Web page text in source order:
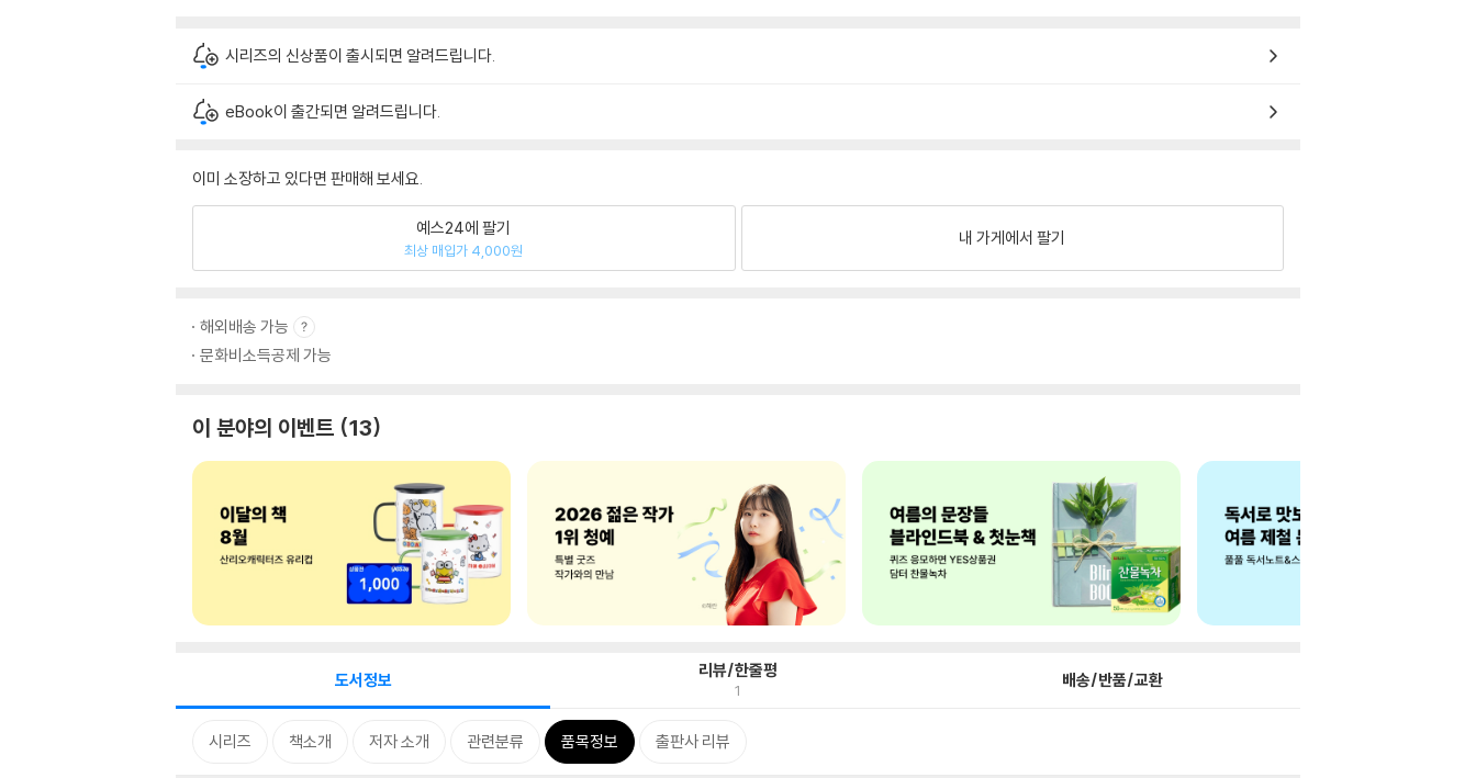
시리즈의 신상품이 출시되면 알려드립니다.
eBook이 출간되면 알려드립니다.
이미 소장하고 있다면 판매해 보세요.
예스24에 팔기
최상 매입가 4,000원
내 가게에서 팔기
해외배송 가능
문화비소득공제 가능
이 분야의 이벤트 13
도서정보 리뷰/한줄평
1 배송/반품/교환
시리즈 책소개 저자 소개 관련분류 품목정보 출판사 리뷰